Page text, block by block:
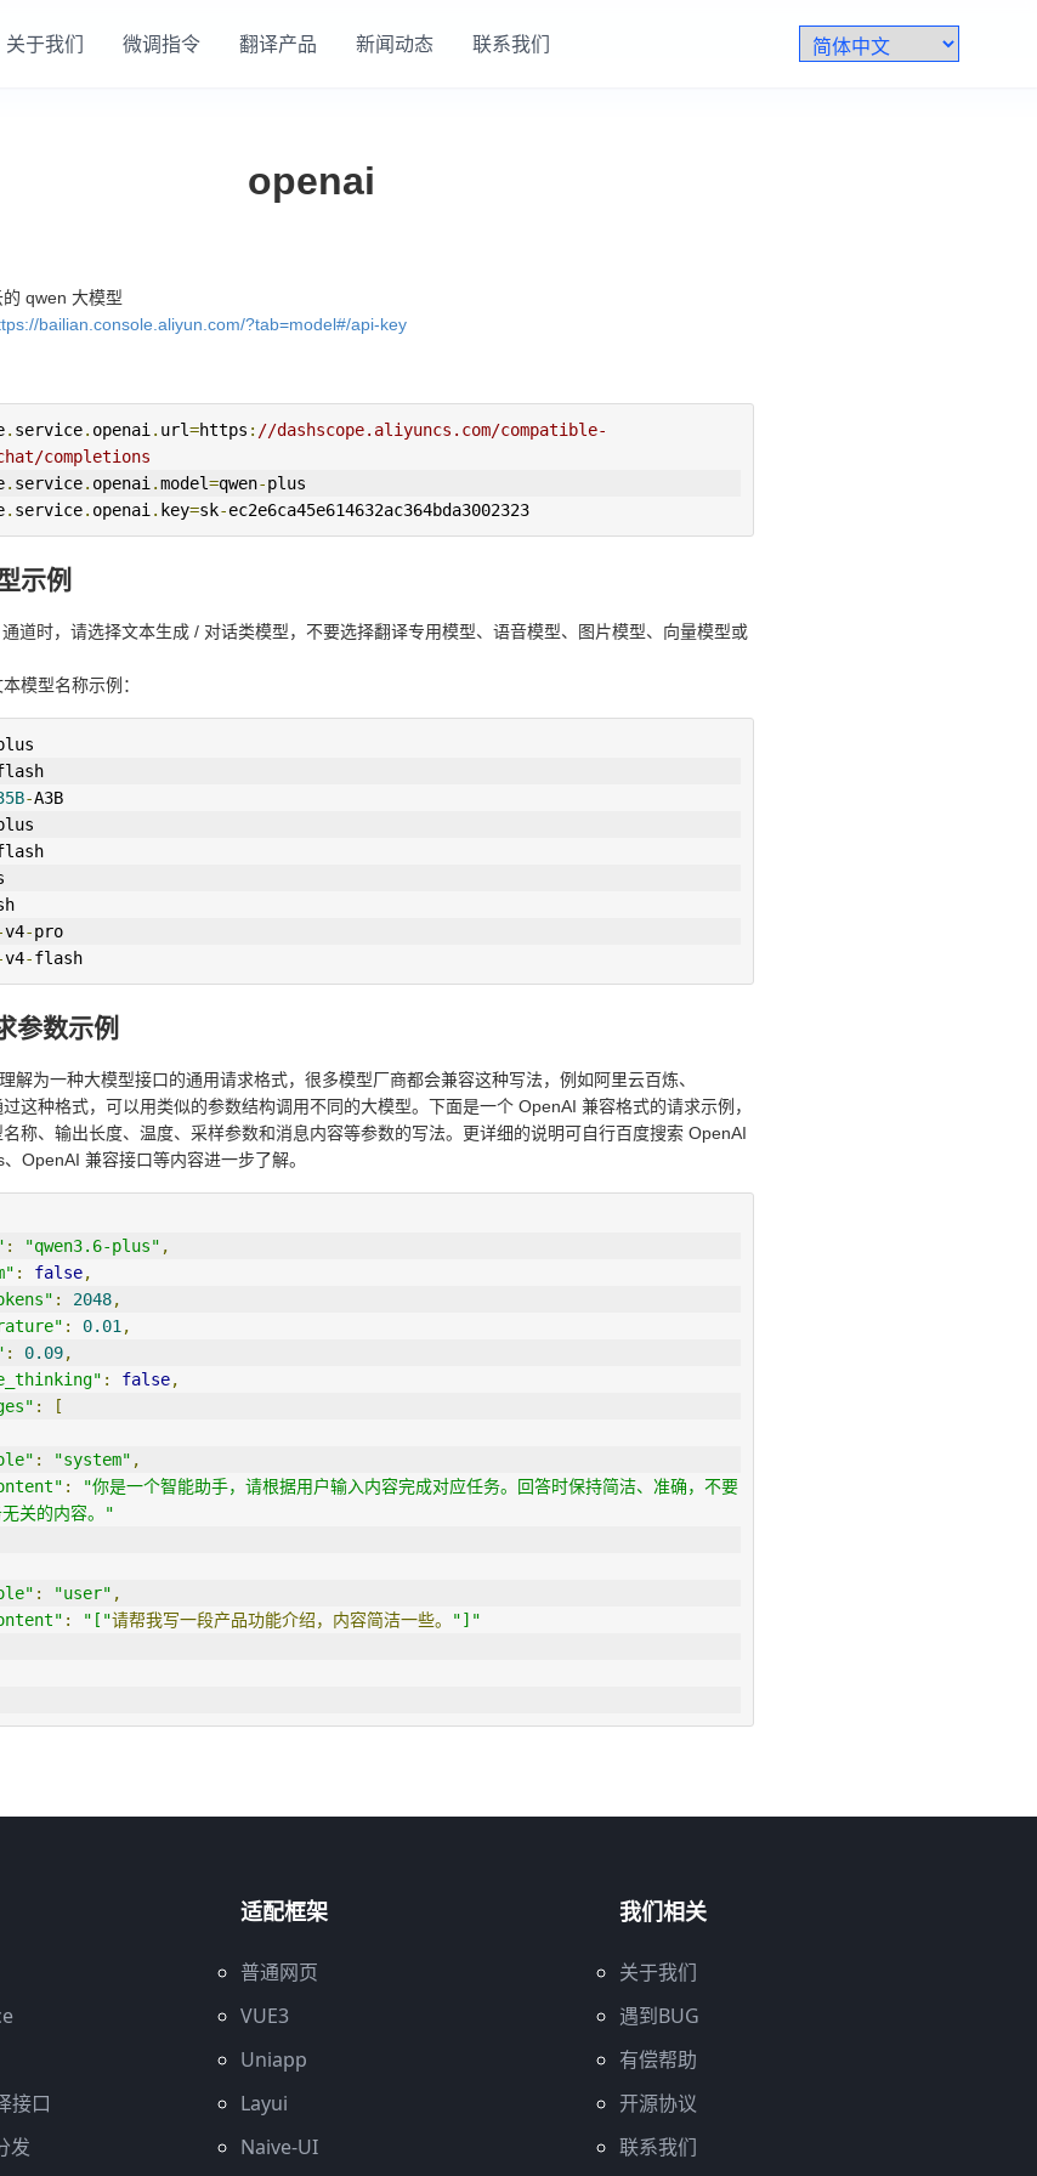
关于我们 微调指令 翻译产品 新闻动态 联系我们
openai
qwen 大模型
bailian.console.aliyun.com/?tab=model#/api-key
. service. openai . url=https : //dashscope.aliyuncs.com/compatible-
completions
. service. openai .model=qwen-plus
. service. openai . key=sk-ec2e6ca45e614632ac364bda3002323
示例
通道时，请选择文本生成 / 对话类模型，不要选择翻译专用模型、语音模型、图片模型、向量模型或
模型名称示例：
-A3B
v4-pro
v4-flash
参数示例
解为一种大模型接口的通用请求格式，很多模型厂商都会兼容这种写法，例如阿里云百炼、
这种格式，可以用类似的参数结构调用不同的大模型。下面是一个 OpenAI 兼容格式的请求示例，
称、输出长度、温度、采样参数和消息内容等参数的写法。更详细的说明可自行百度搜索 OpenAI
OpenAI 兼容接口等内容进一步了解。
: "qwen3.6-plus" ,
: false,
: 2048,
: 0.01 ,
: 0.09,
: false,
:
[
: "system" ,
:
"你是一个智能助手，请根据用户输入内容完成对应任务。回答时保持简洁、准确，不要
关的内容。"
: "user" ,
: "["请帮我写一段产品功能介绍，内容简洁一些。
"]"
接口
发
适配框架
普通网页
VUE3
Uniapp
Layui
Naive-UI
我们相关
关于我们
遇到BUG
有偿帮助
开源协议
联系我们